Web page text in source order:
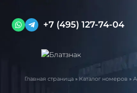
содержимому+7 (495) 127-74-04
Главная страница» Каталог номеров »